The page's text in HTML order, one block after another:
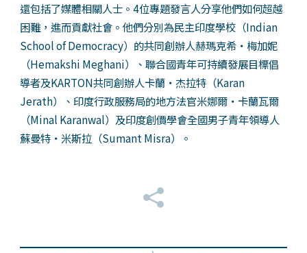
還包括了媒體相關人士。4位專題發言人分享他們如何超越
困難，進而貢獻社會。他們分別為民主印度學校（Indian
School of Democracy）的共同創辦人赫瑪克希‧梅加妮
（Hemakshi Meghani）、聯合國青年可持續發展目標倡
導者及KARTON共同創辦人卡蘭‧杰拉特（Karan
Jerath）、印度行政服務局的地方法官米娜爾‧卡蘭瓦爾
（Minal Karanwal）及印度創價學會全國男子青年領導人
蘇曼特‧米斯拉（Sumant Misra）。